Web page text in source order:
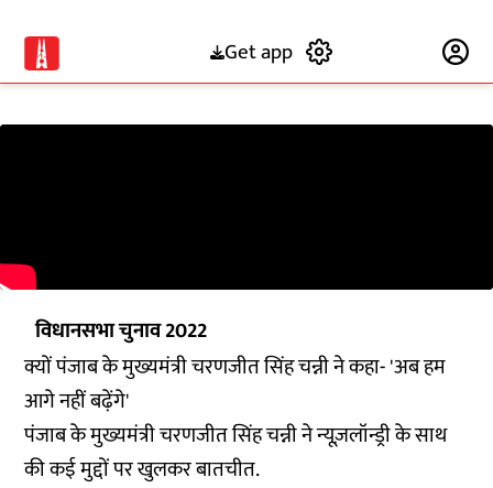
Get app
विधानसभा चुनाव 2022
क्यों पंजाब के मुख्यमंत्री चरणजीत सिंह चन्नी ने कहा- 'अब हम
आगे नहीं बढ़ेंगे'
पंजाब के मुख्यमंत्री चरणजीत सिंह चन्नी ने न्यूज़लॉन्ड्री के साथ
की कई मुद्दों पर खुलकर बातचीत.